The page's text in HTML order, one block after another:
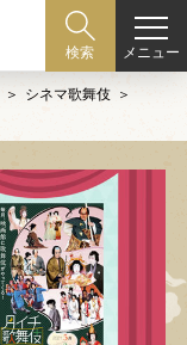
検索 メニュー
シネマ歌舞伎